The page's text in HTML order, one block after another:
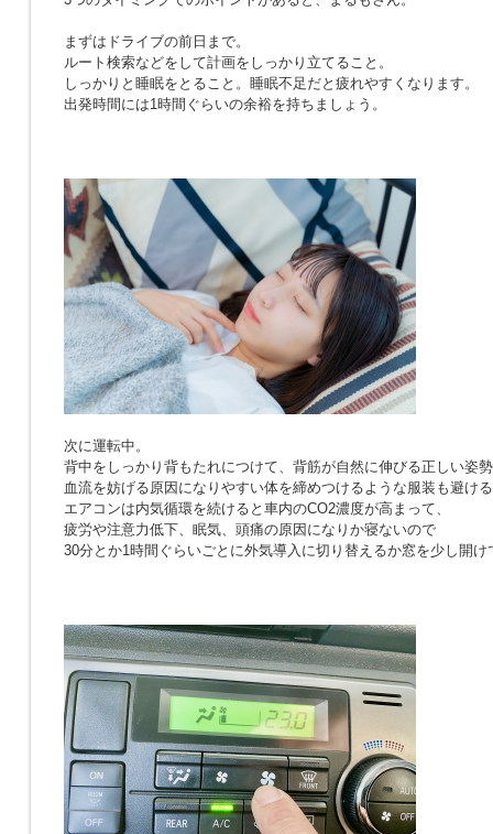
まずはドライブの前日まで。
ルート検索などをして計画をしっかり立てること。
しっかりと睡眠をとること。睡眠不足だと疲れやすくなります。
出発時間には1時間ぐらいの余裕を持ちましょう。
次に運転中。
背中をしっかり背もたれにつけて、背筋が自然に伸びる正しい姿
血流を妨げる原因になりやすい体を締めつけるような服装も避け
エアコンは内気循環を続けると車内のCO2濃度が高まって、
疲労や注意力低下、眠気、頭痛の原因になりか寝ないので
30分とか1時間ぐらいごとに外気導入に切り替えるか窓を少し開け